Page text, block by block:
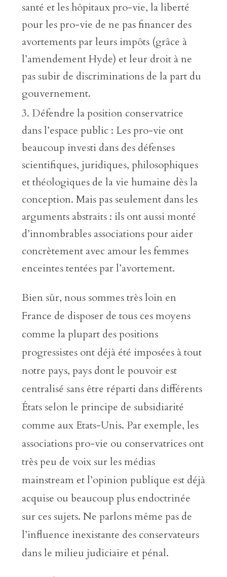
santé et les hôpitaux pro-vie, la liberté
pour les pro-vie de ne pas financer des
avortements par leurs impôts (grâce à
l’amendement Hyde) et leur droit à ne
pas subir de discriminations de la part du
gouvernement.
Défendre la position conservatrice
dans l’espace public : Les pro-vie ont
beaucoup investi dans des défenses
scientifiques, juridiques, philosophiques
et théologiques de la vie humaine dès la
conception. Mais pas seulement dans les
arguments abstraits : ils ont aussi monté
d’innombrables associations pour aider
concrètement avec amour les femmes
enceintes tentées par l’avortement.
Bien sûr, nous sommes très loin en
France de disposer de tous ces moyens
comme la plupart des positions
progressistes ont déjà été imposées à tout
notre pays, pays dont le pouvoir est
centralisé sans être réparti dans différents
États selon le principe de subsidiarité
comme aux Etats-Unis. Par exemple, les
associations pro-vie ou conservatrices ont
très peu de voix sur les médias
mainstream et l’opinion publique est déjà
acquise ou beaucoup plus endoctrinée
sur ces sujets. Ne parlons même pas de
l’influence inexistante des conservateurs
dans le milieu judiciaire et pénal.